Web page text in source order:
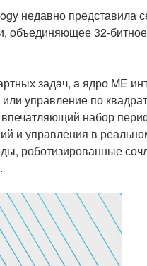
недавно представила
объединяющее 32-
задач, а ядро ME
управление по
набор
и управления в
роботизированные